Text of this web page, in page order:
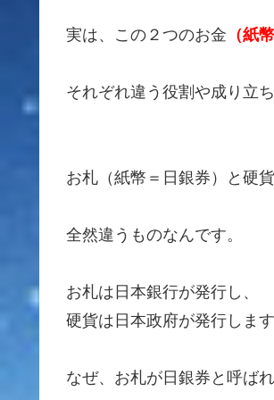
実は、この２つのお金 （紙
それぞれ違う役割や成り立
お札（紙幣＝日銀券）と硬
全然違うものなんです。
お札は日本銀行が発行し、
硬貨は日本政府が発行します
なぜ、お札が日銀券と呼ばれ